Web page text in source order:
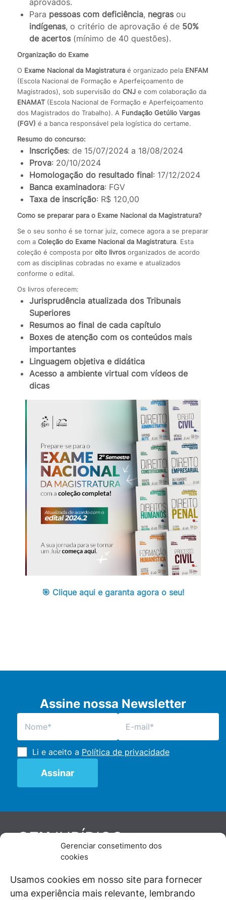
Gerenciar consetimento dos
cookies
Usamos cookies em nosso site para fornecer
uma experiência mais relevante, lembrando
Para pessoas com deficiência, negrasou
indígenas, o critério de aprovação é de 50%
de acertos(mínimo de 40 questões).
Organização do Exame
O Exame Nacional da Magistraturaé organizado pela ENFAM
(Escola Nacional de Formação e Aperfeiçoamento de
Magistrados), sob supervisão do CNJe com colaboração da
ENAMAT(Escola Nacional de Formação e Aperfeiçoamento
dos Magistrados do Trabalho). A Fundação Getúlio Vargas
(FGV) é a banca responsável pela logística do certame.
Resumo do concurso:
Inscrições: de 15/07/2024 a 18/08/2024
Prova: 20/10/2024
Homologação do resultado final: 17/12/2024
Banca examinadora: FGV
Taxa de inscrição: R$ 120,00
Como se preparar para o Exame Nacional da Magistratura?
Se o seu sonho é se tornar juiz, comece agora a se preparar
com a Coleção do Exame Nacional da Magistratura. Esta
coleção é composta por oito livrosorganizados de acordo
com as disciplinas cobradas no exame e atualizados
conforme o edital.
Os livros oferecem:
Jurisprudência atualizada dos Tribunais
Superiores
Resumos ao final de cada capítulo
Boxes de atenção com os conteúdos mais
importantes
Linguagem objetiva e didática
Acesso a ambiente virtual com vídeos de
dicas
🎯 Clique aqui e garanta agora o seu!
Assine nossa Newsletter
Li e aceito a Política de privacidade
GENJURÍDICO
De maneira independente, os autores e
juristas e doutrinadores nacionais, se posicionam
diante de questões relevantes do cotidiano e